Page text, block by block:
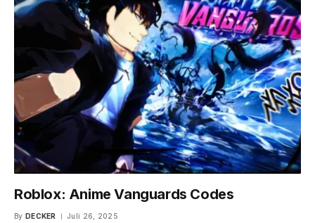
Roblox: Anime Vanguards Codes
By DECKER Juli 26, 2025